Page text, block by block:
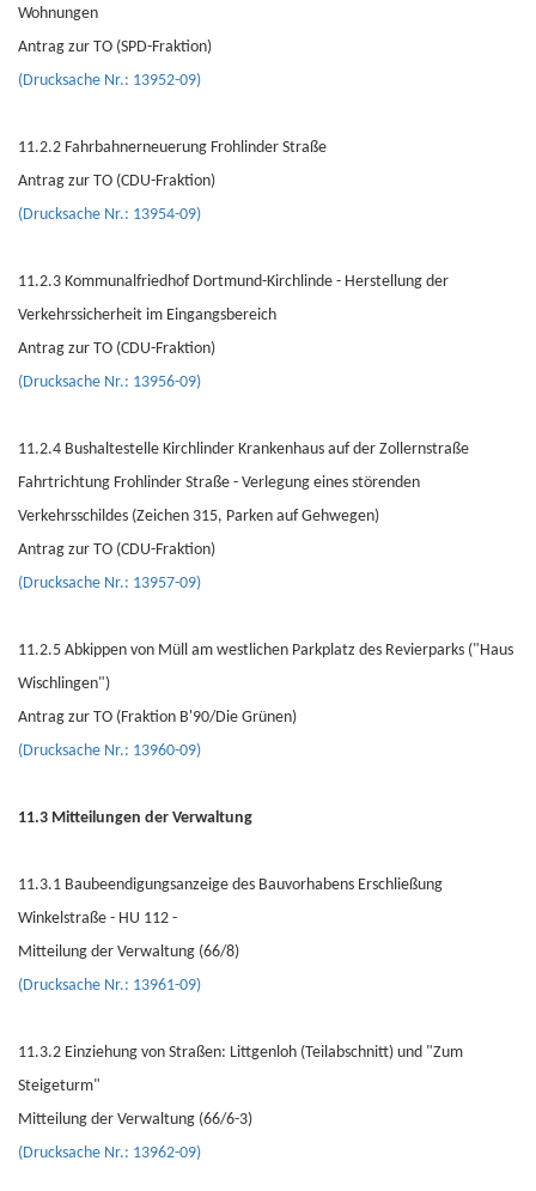
Wohnungen
Antrag zur TO (SPD-Fraktion)
(Drucksache Nr.: 13952-09)
11.2.2 Fahrbahnerneuerung Frohlinder Straße
Antrag zur TO (CDU-Fraktion)
(Drucksache Nr.: 13954-09)
11.2.3 Kommunalfriedhof Dortmund-Kirchlinde - Herstellung der
Verkehrssicherheit im Eingangsbereich
Antrag zur TO (CDU-Fraktion)
(Drucksache Nr.: 13956-09)
11.2.4 Bushaltestelle Kirchlinder Krankenhaus auf der Zollernstraße
Fahrtrichtung Frohlinder Straße - Verlegung eines störenden
Verkehrsschildes (Zeichen 315, Parken auf Gehwegen)
Antrag zur TO (CDU-Fraktion)
(Drucksache Nr.: 13957-09)
11.2.5 Abkippen von Müll am westlichen Parkplatz des Revierparks ("Haus
Wischlingen")
Antrag zur TO (Fraktion B'90/Die Grünen)
(Drucksache Nr.: 13960-09)
11.3 Mitteilungen der Verwaltung
11.3.1 Baubeendigungsanzeige des Bauvorhabens Erschließung
Winkelstraße - HU 112 -
Mitteilung der Verwaltung (66/8)
(Drucksache Nr.: 13961-09)
11.3.2 Einziehung von Straßen: Littgenloh (Teilabschnitt) und "Zum
Steigeturm"
Mitteilung der Verwaltung (66/6-3)
(Drucksache Nr.: 13962-09)